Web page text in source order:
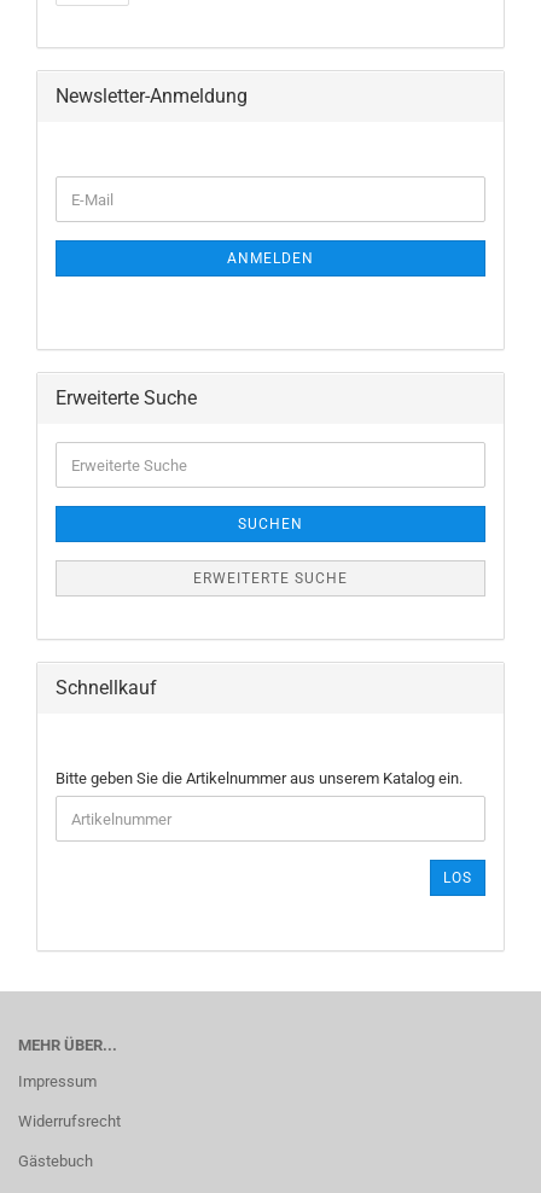
Newsletter-Anmeldung
ZUR
E-
Mail
ANMELDEN
Erweiterte Suche
Suche
SUCHEN
ERWEITERTE SUCHE
Schnellkauf
BITTE
GEBEN
SIE
DIE
EIN.
Bitte geben Sie die Artikelnummer aus unserem Katalog ein.
LOS
MEHR ÜBER...
Impressum
Widerrufsrecht
Gästebuch